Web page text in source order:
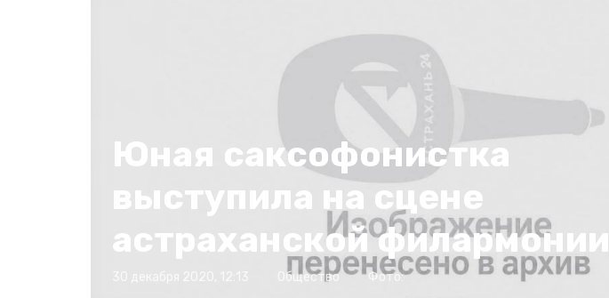
Юная саксофонистка
выступила на сцене
астраханской филармонии
Общество Фото: